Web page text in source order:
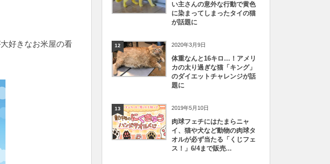
好きなお米屋の看
い主さんの意外な行動で黄色
に染まってしまったタイの猫
が話題に
12 2020年3月9日
体重なんと16キロ…！アメリ
カの太り過ぎな猫「キング」
のダイエットチャレンジが話
題に
13 2019年5月10日
肉球フェチにはたまらニャ
イ、猫や犬など動物の肉球タ
オルが必ず当たる「くじフェ
ス！」6/4まで販売...